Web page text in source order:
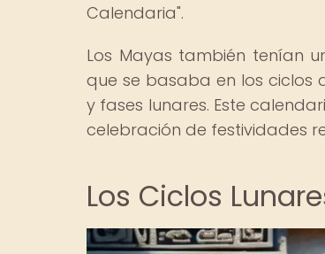
Calendaria".
Los Mayas también tenían
que se basaba en los ciclos
y fases lunares. Este
celebración de festividades
Los Ciclos